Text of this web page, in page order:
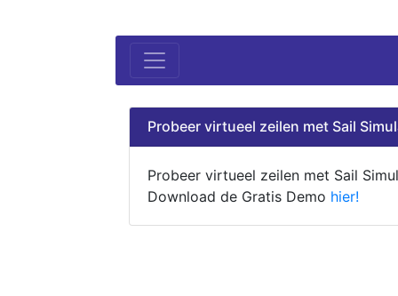
Probeer virtueel zeilen met Sail
Probeer virtueel zeilen met Sail
Download de Gratis Demo hier!